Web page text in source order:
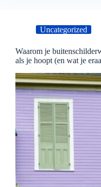
Uncategorized
Waarom je
als je hoopt (en wat je